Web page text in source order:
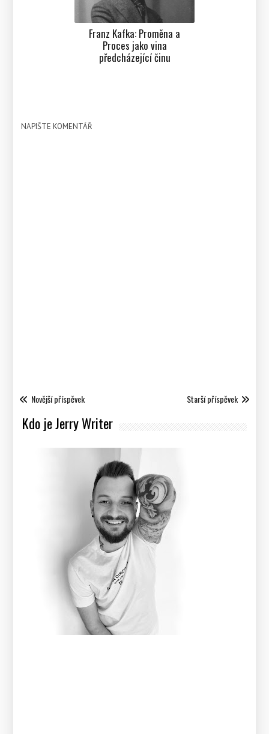
Franz Kafka: Proměna a
Proces jako vina
předcházející činu
NAPIŠTE KOMENTÁŘ
Novější příspěvek Starší příspěvek
Kdo je Jerry Writer